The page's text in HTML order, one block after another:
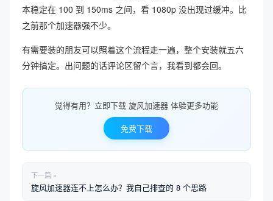
本稳定在 100 到 150ms 之间，看 1080p 没出现过缓冲。比
之前那个加速器强不少。
有需要装的朋友可以照着这个流程走一遍，整个安装就五六
分钟搞定。出问题的话评论区留个言，我看到都会回。
觉得有用？立即下载 旋风加速器 体验更多功能
免费下载
下一篇 »
旋风加速器连不上怎么办？我自己排查的 8 个思路